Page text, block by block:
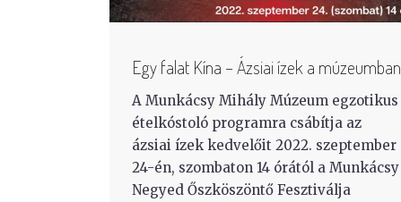
Egy falat Kína – Ázsiai ízek a múzeumban
A Munkácsy Mihály Múzeum egzotikus
ételkóstoló programra csábítja az
ázsiai ízek kedvelőit 2022. szeptember
24-én, szombaton 14 órától a Munkácsy
Negyed Őszköszöntő Fesztiválja